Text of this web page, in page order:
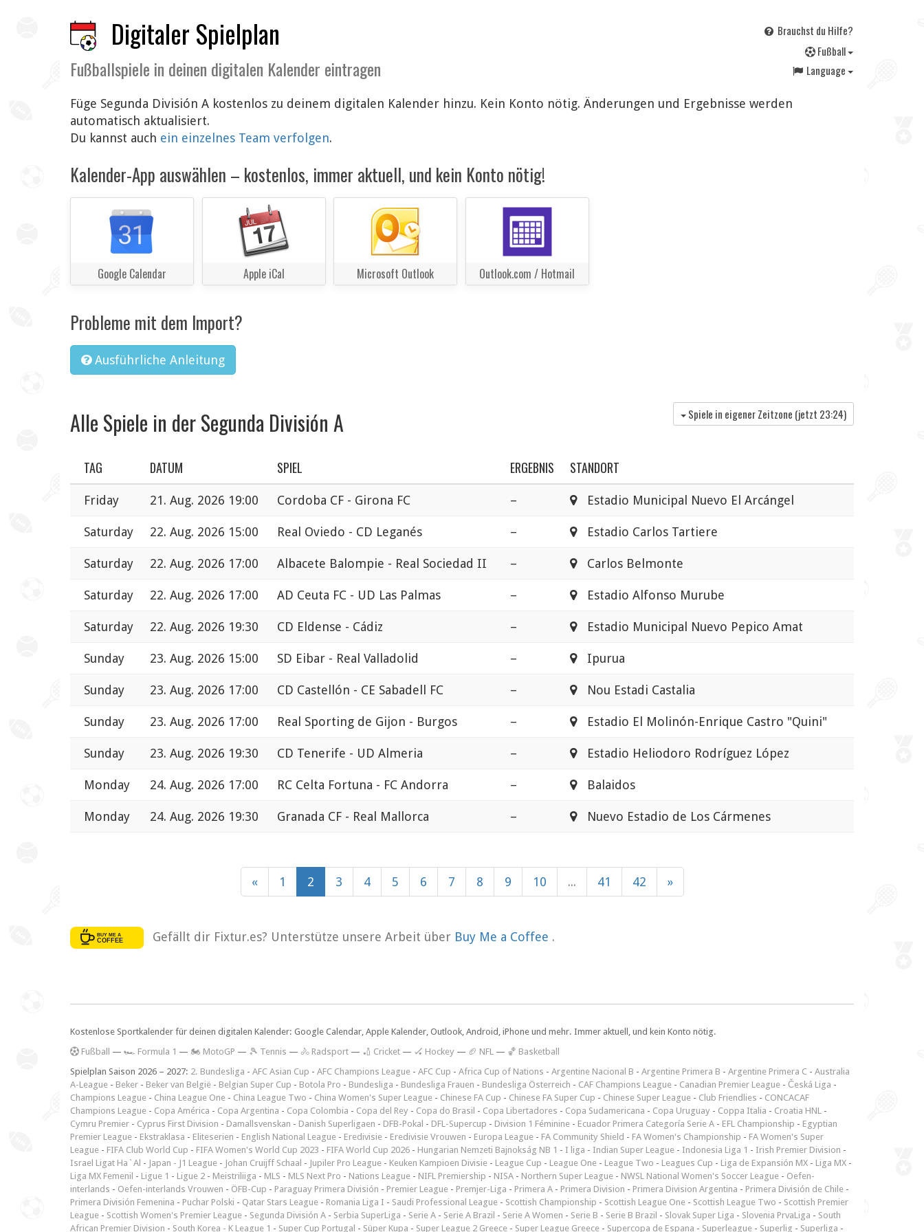
Digitaler Spielplan
Fußballspiele in deinen digitalen Kalender eintragen
Brauchst du Hilfe?
Fußball
Language
Füge Segunda División A kostenlos zu deinem digitalen Kalender hinzu. Kein Konto nötig. Änderungen und Ergebnisse werden
automatisch aktualisiert.
Du kannst auch ein einzelnes Team verfolgen.
Kalender-App auswählen – kostenlos, immer aktuell, und kein Konto nötig!
Google Calendar Apple iCal Microsoft Outlook Outlook.com / Hotmail
Probleme mit dem Import?
Ausführliche Anleitung
Alle Spiele in der Segunda División A Spiele in eigener Zeitzone (jetzt 23:24)
TAG DATUM SPIEL ERGEBNIS STANDORT
Friday 21. Aug. 2026 19:00 Cordoba CF - Girona FC – Estadio Municipal Nuevo El Arcángel
Saturday 22. Aug. 2026 15:00 Real Oviedo - CD Leganés – Estadio Carlos Tartiere
Saturday 22. Aug. 2026 17:00 Albacete Balompie - Real Sociedad II – Carlos Belmonte
Saturday 22. Aug. 2026 17:00 AD Ceuta FC - UD Las Palmas – Estadio Alfonso Murube
Saturday 22. Aug. 2026 19:30 CD Eldense - Cádiz – Estadio Municipal Nuevo Pepico Amat
Sunday 23. Aug. 2026 15:00 SD Eibar - Real Valladolid – Ipurua
Sunday 23. Aug. 2026 17:00 CD Castellón - CE Sabadell FC – Nou Estadi Castalia
Sunday 23. Aug. 2026 17:00 Real Sporting de Gijon - Burgos – Estadio El Molinón-Enrique Castro "Quini"
Sunday 23. Aug. 2026 19:30 CD Tenerife - UD Almeria – Estadio Heliodoro Rodríguez López
Monday 24. Aug. 2026 17:00 RC Celta Fortuna - FC Andorra – Balaidos
Monday 24. Aug. 2026 19:30 Granada CF - Real Mallorca – Nuevo Estadio de Los Cármenes
« 1 2 3 4 5 6 7 8 9 10 ... 41 42 »
Gefällt dir Fixtur.es? Unterstütze unsere Arbeit über Buy Me a Coffee .
Kostenlose Sportkalender für deinen digitalen Kalender: Google Calendar, Apple Kalender, Outlook, Android, iPhone und mehr. Immer aktuell, und kein Konto nötig.
Fußball — 🏎️ Formula 1 — 🏍 MotoGP — 🎾 Tennis — 🚴 Radsport — 🏏 Cricket — 🏑 Hockey — 🏈 NFL — 🏀 Basketball
Spielplan Saison 2026 – 2027: 2. Bundesliga - AFC Asian Cup - AFC Champions League - AFC Cup - Africa Cup of Nations - Argentine Nacional B - Argentine Primera B - Argentine Primera C - Australia
A-League - Beker - Beker van België - Belgian Super Cup - Botola Pro - Bundesliga - Bundesliga Frauen - Bundesliga Österreich - CAF Champions League - Canadian Premier League - Česká Liga -
Champions League - China League One - China League Two - China Women's Super League - Chinese FA Cup - Chinese FA Super Cup - Chinese Super League - Club Friendlies - CONCACAF
Champions League - Copa América - Copa Argentina - Copa Colombia - Copa del Rey - Copa do Brasil - Copa Libertadores - Copa Sudamericana - Copa Uruguay - Coppa Italia - Croatia HNL -
Cymru Premier - Cyprus First Division - Damallsvenskan - Danish Superligaen - DFB-Pokal - DFL-Supercup - Division 1 Féminine - Ecuador Primera Categoría Serie A - EFL Championship - Egyptian
Premier League - Ekstraklasa - Eliteserien - English National League - Eredivisie - Eredivisie Vrouwen - Europa League - FA Community Shield - FA Women's Championship - FA Women's Super
League - FIFA Club World Cup - FIFA Women's World Cup 2023 - FIFA World Cup 2026 - Hungarian Nemzeti Bajnokság NB 1 - I liga - Indian Super League - Indonesia Liga 1 - Irish Premier Division -
Israel Ligat Ha`Al - Japan - J1 League - Johan Cruijff Schaal - Jupiler Pro League - Keuken Kampioen Divisie - League Cup - League One - League Two - Leagues Cup - Liga de Expansión MX - Liga MX -
Liga MX Femenil - Ligue 1 - Ligue 2 - Meistriliiga - MLS - MLS Next Pro - Nations League - NIFL Premiership - NISA - Northern Super League - NWSL National Women's Soccer League - Oefen-
interlands - Oefen-interlands Vrouwen - ÖFB-Cup - Paraguay Primera División - Premier League - Premjer-Liga - Primera A - Primera Division - Primera Division Argentina - Primera División de Chile -
Primera División Femenina - Puchar Polski - Qatar Stars League - Romania Liga I - Saudi Professional League - Scottish Championship - Scottish League One - Scottish League Two - Scottish Premier
League - Scottish Women's Premier League - Segunda División A - Serbia SuperLiga - Serie A - Serie A Brazil - Serie A Women - Serie B - Serie B Brazil - Slovak Super Liga - Slovenia PrvaLiga - South
African Premier Division - South Korea - K League 1 - Super Cup Portugal - Süper Kupa - Super League 2 Greece - Super League Greece - Supercopa de Espana - Superleague - Superlig - Superliga -